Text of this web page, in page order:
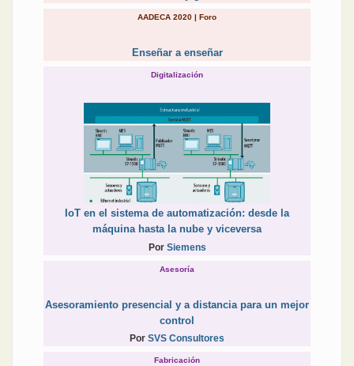
AADECA 2020 | Foro
Enseñar a enseñar
Digitalización
IoT en el sistema de automatización: desde la
máquina hasta la nube y viceversa
Por Siemens
Asesoría
Asesoramiento presencial y a distancia para un mejor
control
Por SVS Consultores
Fabricación